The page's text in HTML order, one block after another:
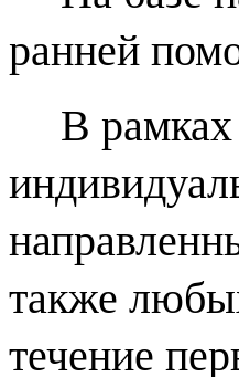
ранней
В
также
течение